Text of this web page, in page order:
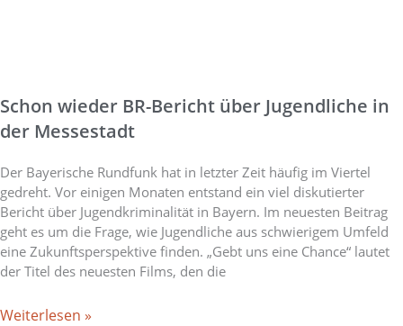
Schon wieder BR-Bericht über Jugendliche in
der Messestadt
Der Bayerische Rundfunk hat in letzter Zeit häufig im Viertel
gedreht. Vor einigen Monaten entstand ein viel diskutierter
Bericht über Jugendkriminalität in Bayern. Im neuesten Beitrag
geht es um die Frage, wie Jugendliche aus schwierigem Umfeld
eine Zukunftsperspektive finden. „Gebt uns eine Chance“ lautet
der Titel des neuesten Films, den die
Weiterlesen »